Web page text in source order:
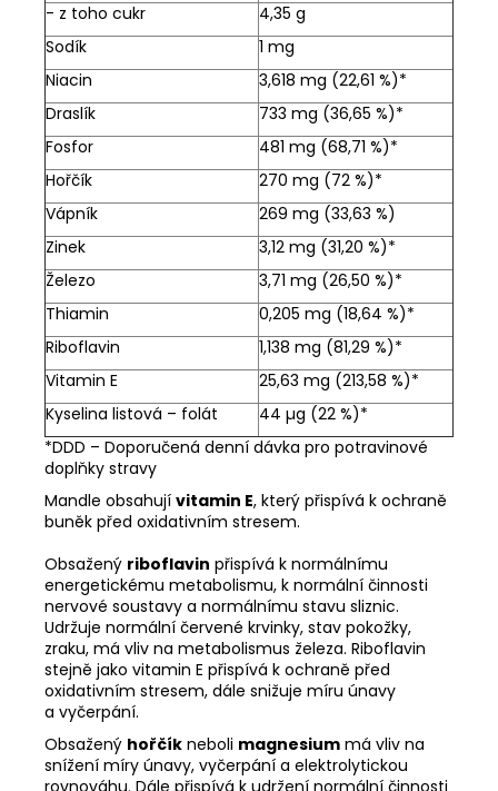
- z toho cukr
4,35 g
Sodík
1 mg
Niacin
3,618 mg (22,61 %)*
Draslík
733 mg (36,65 %)*
Fosfor
481 mg (68,71 %)*
Hořčík
270 mg (72 %)*
Vápník
269 mg (33,63 %)
Zinek
3,12 mg (31,20 %)*
Železo
3,71 mg (26,50 %)*
Thiamin
0,205 mg (18,64 %)*
Riboflavin
1,138 mg (81,29 %)*
Vitamin E
25,63 mg (213,58 %)*
Kyselina listová – folát
44 µg (22 %)*
*DDD – Doporučená denní dávka pro potravinové
doplňky stravy
Mandle obsahují vitamin E, který přispívá k ochraně
buněk před oxidativním stresem.
Obsažený riboflavin přispívá k normálnímu
energetickému metabolismu, k normální činnosti
nervové soustavy a normálnímu stavu sliznic.
Udržuje normální červené krvinky, stav pokožky,
zraku, má vliv na metabolismus železa. Riboflavin
stejně jako vitamin E přispívá k ochraně před
oxidativním stresem, dále snižuje míru únavy
a vyčerpání.
Obsažený hořčík neboli magnesium má vliv na
snížení míry únavy, vyčerpání a elektrolytickou
rovnováhu. Dále přispívá k udržení normální činnosti